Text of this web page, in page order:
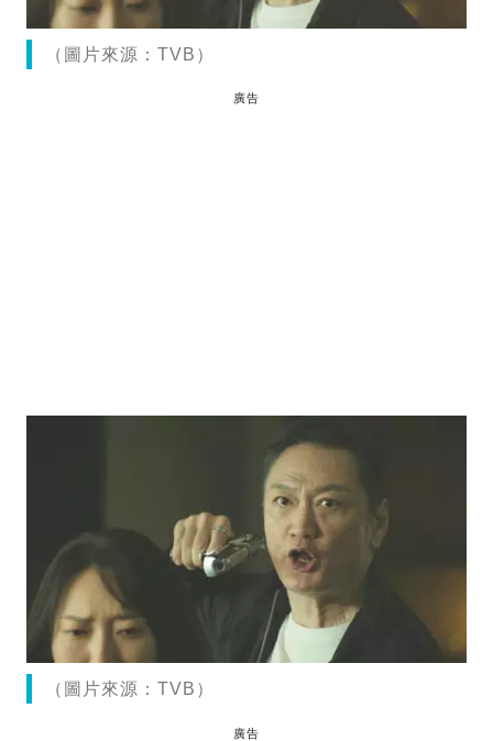
（圖片來源：TVB）
廣告
（圖片來源：TVB）
廣告